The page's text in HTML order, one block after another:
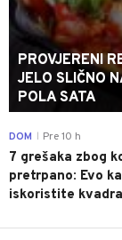
PROVJERENI
JELO SLIČNO
POLA SATA
DOM Pre 10 h
7 grešaka zbog
pretrpano: Evo
iskoristite